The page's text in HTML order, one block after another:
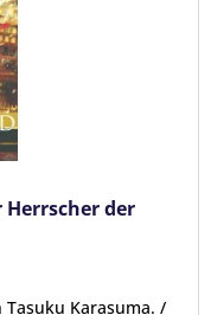
Herrscher der
Karasuma. /